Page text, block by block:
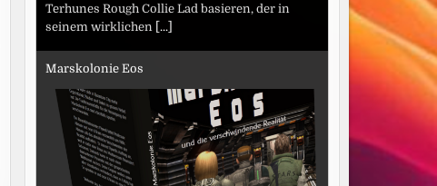
Terhunes Rough Collie Lad basieren, der in
seinem wirklichen [...]
Marskolonie Eos